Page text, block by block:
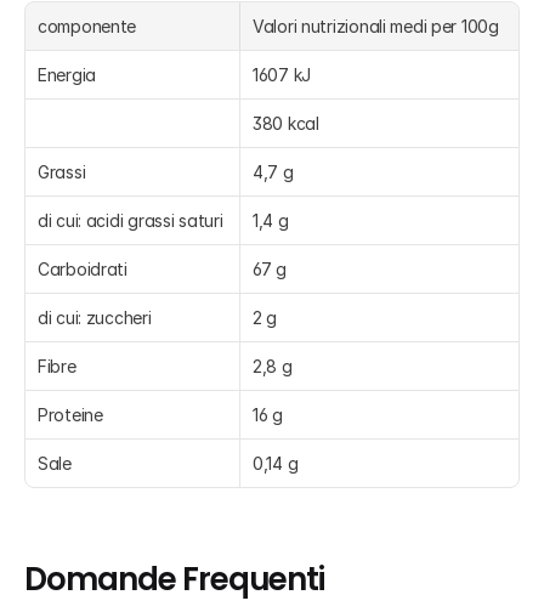
componente Valori nutrizionali medi per 100g
Energia 1607 kJ
380 kcal
Grassi 4,7 g
di cui: acidi grassi saturi 1,4 g
Carboidrati 67 g
di cui: zuccheri 2 g
Fibre 2,8 g
Proteine 16 g
Sale 0,14 g
Domande Frequenti